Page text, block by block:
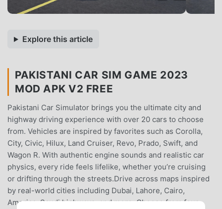
Explore this article
PAKISTANI CAR SIM GAME 2023
MOD APK V2 FREE
Pakistani Car Simulator brings you the ultimate city and
highway driving experience with over 20 cars to choose
from. Vehicles are inspired by favorites such as Corolla,
City, Civic, Hilux, Land Cruiser, Revo, Prado, Swift, and
Wagon R. With authentic engine sounds and realistic car
physics, every ride feels lifelike, whether you’re cruising
or drifting through the streets.Drive across maps inspired
by real-world cities including Dubai, Lahore, Cairo,
America, Saudi highways, and more. Choose from four